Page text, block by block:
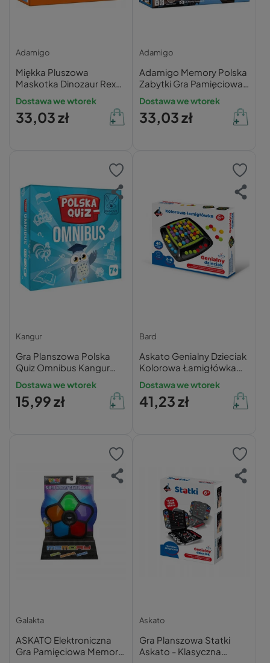
Adamigo
Miękka Pluszowa
Maskotka Dinozaur Rex
30cm
Dostawa we wtorek
33,03 zł
Adamigo
Adamigo Memory Polska
Zabytki Gra Pamięciowa
Planszowa dla Dzieci 5+
Dostawa we wtorek
33,03 zł
Kangur
Gra Planszowa Polska
Quiz Omnibus Kangur
Edukacyjna dla Dzieci 7+
Dostawa we wtorek
15,99 zł
Bard
Askato Genialny Dzieciak
Kolorowa Łamigłówka
Gra Planszowa 6+
Dostawa we wtorek
41,23 zł
Galakta
ASKATO Elektroniczna
Gra Pamięciowa Memory
Askato
Gra Planszowa Statki
Askato - Klasyczna